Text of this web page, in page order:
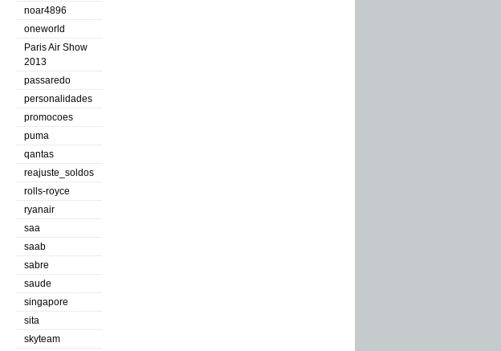
noar4896
oneworld
Paris Air Show
2013
passaredo
personalidades
promocoes
puma
qantas
reajuste_soldos
rolls-royce
ryanair
saa
saab
sabre
saude
singapore
sita
skyteam